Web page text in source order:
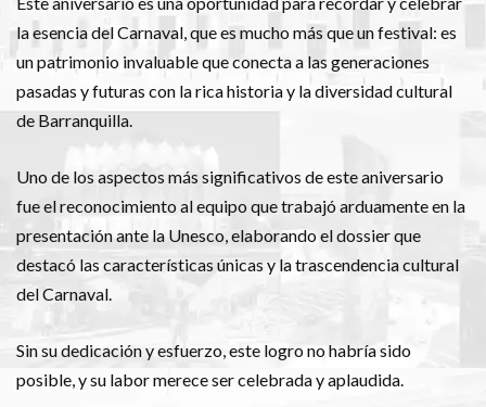
la esencia del Carnaval, que es mucho más que un festival: es
un patrimonio invaluable que conecta a las generaciones
pasadas y futuras con la rica historia y la diversidad cultural
de Barranquilla.
Uno de los aspectos más significativos de este aniversario
fue el reconocimiento al equipo que trabajó arduamente en la
presentación ante la Unesco, elaborando el dossier que
destacó las características únicas y la trascendencia cultural
del Carnaval.
Sin su dedicación y esfuerzo, este logro no habría sido
posible, y su labor merece ser celebrada y aplaudida.